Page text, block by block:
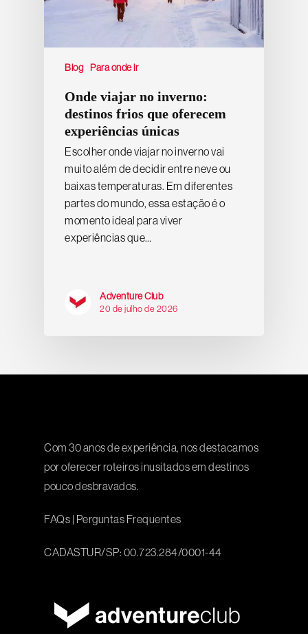
Blog Para onde ir
Onde viajar no inverno:
destinos frios que oferecem
experiências únicas
Escolher onde viajar no inverno vai
muito além de decidir entre neve ou
baixas temperaturas. Em diferentes
partes do mundo, essa estação é o
momento ideal para viver
experiências que…
Adventure Club
20 de julho de 2026
Com 30 anos de experiência, nos destacamos
por oferecer roteiros inusitados em destinos
pouco desbravados.
FAQs | Perguntas Frequentes
CADASTUR/SP: 00.723.284/0001-44